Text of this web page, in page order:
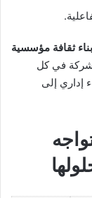
بناء ثقافة مؤسسية
في كل
إداري إلى